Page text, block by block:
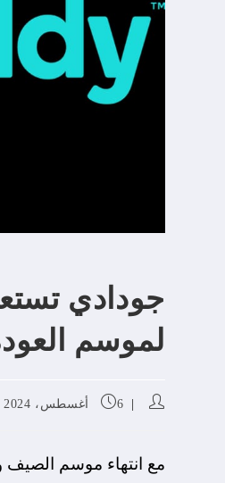
جودادي
لموسم
6 أغسطس، 2024
مع انتهاء موسم